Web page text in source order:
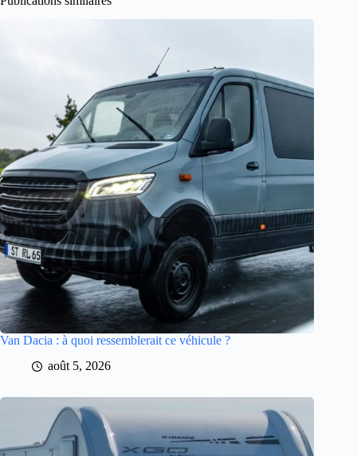
Van Dacia : à quoi ressemblerait ce véhicule ?
août 5, 2026